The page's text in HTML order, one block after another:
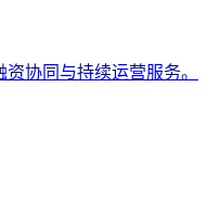
协同与持续运营服务。